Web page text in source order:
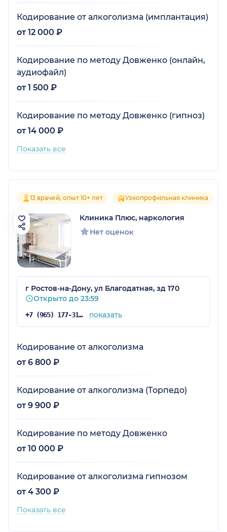
Кодирование от алкоголизма (имплантация)
от 12 000 ₽
Кодирование по методу Довженко (онлайн,
аудиофайл)
от 1 500 ₽
Кодирование по методу Довженко (гипноз)
от 14 000 ₽
Показать все
13 врачей, опыт 10+ лет Узкопрофильная клиника
Клиника Плюс, наркология
Нет оценок
г Ростов-на-Дону, ул Благодатная, зд 170
Открыто до 23:59
+7 (965) 177-31-35 показать
Кодирование от алкоголизма
от 6 800 ₽
Кодирование от алкоголизма (Торпедо)
от 9 900 ₽
Кодирование по методу Довженко
от 10 000 ₽
Кодирование от алкоголизма гипнозом
от 4 300 ₽
Показать все